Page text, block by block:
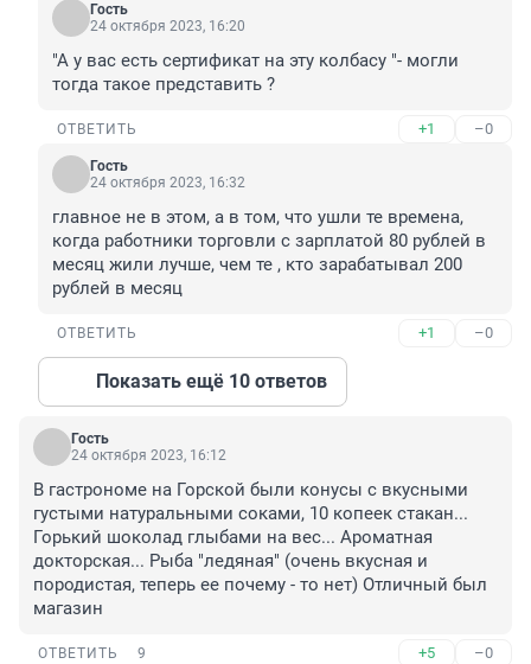
Гость
24 октября 2023, 16:20
"А у вас есть сертификат на эту колбасу "- могли
тогда такое представить ?
ОТВЕТИТЬ +1 –0
Гость
24 октября 2023, 16:32
главное не в этом, а в том, что ушли те времена,
когда работники торговли с зарплатой 80 рублей в
месяц жили лучше, чем те , кто зарабатывал 200
рублей в месяц
ОТВЕТИТЬ +1 –0
Показать ещё 10 ответов
Гость
24 октября 2023, 16:12
В гастрономе на Горской были конусы с вкусными
густыми натуральными соками, 10 копеек стакан...
Горький шоколад глыбами на вес... Ароматная
докторская... Рыба "ледяная" (очень вкусная и
породистая, теперь ее почему - то нет) Отличный был
магазин
ОТВЕТИТЬ 9 +5 –0